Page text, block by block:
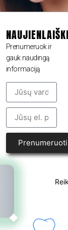
Prenumeruok ir
gauk naudingą
informaciją
Prenumeruoti